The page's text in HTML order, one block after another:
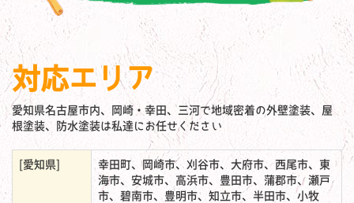
対応エリア
愛知県名古屋市内、岡崎・幸田、三河で地域密着の外壁塗装、屋
根塗装、防水塗装は私達にお任せください
[愛知県]
幸田町、岡崎市、刈谷市、大府市、西尾市、東
海市、安城市、高浜市、豊田市、蒲郡市、瀬戸
市、碧南市、豊明市、知立市、半田市、小牧